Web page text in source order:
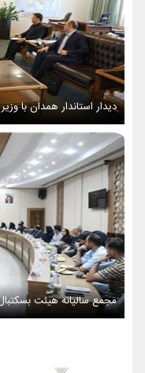
دیدار استاندار همدان با
مجمع سالیانه هیئت